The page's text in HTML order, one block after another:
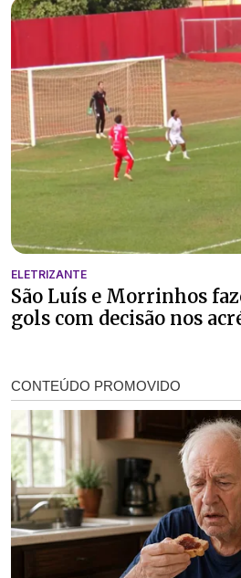
ELETRIZANTE
São Luís e Morrinhos
gols com decisão nos